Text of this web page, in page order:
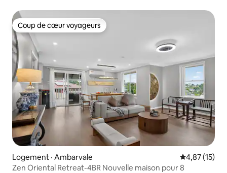
Coup de cœur voyageurs
Coup de cœur voyageurs
Logement · Ambarvale Note
4,87 (15)
Zen Oriental Retreat-4BR Nouvelle maison pour 8